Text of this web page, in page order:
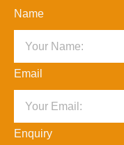
Name
Email
Enquiry